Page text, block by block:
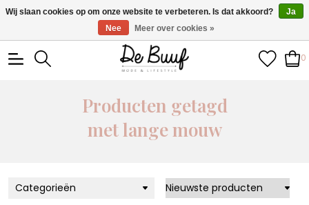
• Wekelijks nieuwe items • Gratis verzending >€100,- •
Verzonden binnen 1-3 werkdagen
0
Producten getagd
met lange mouw
Categorieën
Wij slaan cookies op om onze website te verbeteren. Is dat akkoord?
Ja
Nee
Meer over cookies »